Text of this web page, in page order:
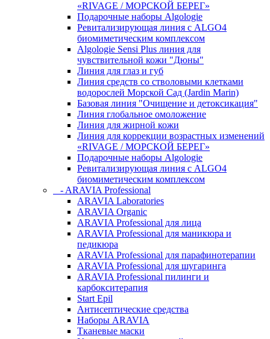
«RIVAGE / МОРСКОЙ БЕРЕГ»
Подарочные наборы Algologie
Ревитализирующая линия с ALGO4
биомиметическим комплексом
Algologie Sensi Plus линия для
чувcтвительной кожи "Дюны"
Линия для глаз и губ
Линия средств со стволовыми клетками
водорослей Морской Сад (Jardin Marin)
Базовая линия "Очищение и детоксикация"
Линия глобальное омоложение
Линия для жирной кожи
Линия для коррекции возрастных изменений
«RIVAGE / МОРСКОЙ БЕРЕГ»
Подарочные наборы Algologie
Ревитализирующая линия с ALGO4
биомиметическим комплексом
- ARAVIA Professional
ARAVIA Laboratories
ARAVIA Organic
ARAVIA Professional для лица
ARAVIA Professional для маникюра и
педикюра
ARAVIA Professional для парафинотерапии
ARAVIA Professional для шугаринга
ARAVIA Professional пилинги и
карбокситерапия
Start Epil
Антисептические средства
Наборы ARAVIA
Тканевые маски